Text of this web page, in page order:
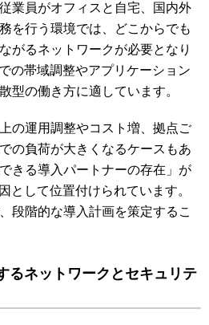
業員がオフィスと自宅、国内外
を行う環境では、どこからでも
がるネットワークが必要となり
の帯域調整やアプリケーション
型の働き方に適しています。
の運用調整やコスト増、拠点ご
の負荷が大きくなるケースもあ
きる導入パートナーの存在」が
として位置付けられています。
段階的な導入計画を策定するこ
るネットワークとセキュリテ